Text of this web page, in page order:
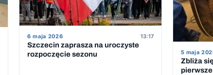
6 maja 2026 13:17
Szczecin zaprasza na uroczyste
rozpoczęcie sezonu
5 maja
Zbliża